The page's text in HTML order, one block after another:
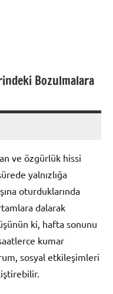
Bozulmalara
ve özgürlük hissi
yalnızlığa
oturduklarında
dalarak
ki, hafta sonunu
kumar
sosyal etkileşimleri